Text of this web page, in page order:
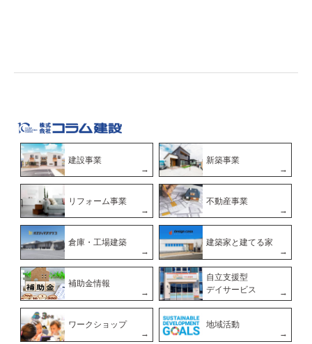
建設事業 新築事業
リフォーム事業 不動産事業
倉庫・工場建築 建築家と建てる家
補助金情報
自立支援型
デイサービス
ワークショップ 地域活動